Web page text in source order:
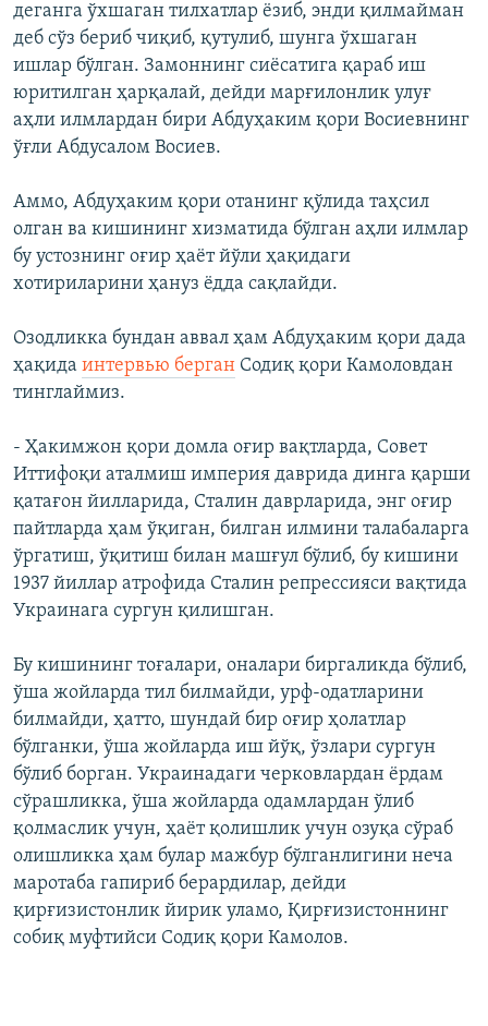
деганга ўхшаган тилхатлар ëзиб, энди қилмайман
деб сўз бериб чиқиб, қутулиб, шунга ўхшаган
ишлар бўлган. Замоннинг сиëсатига қараб иш
юритилган ҳарқалай, дейди марғилонлик улуғ
аҳли илмлардан бири Абдуҳаким қори Восиевнинг
ўғли Абдусалом Восиев.
Аммо, Абдуҳаким қори отанинг қўлида таҳсил
олган ва кишининг хизматида бўлган аҳли илмлар
бу устознинг оғир ҳаёт йўли ҳақидаги
хотириларини ҳануз ёдда сақлайди.
Озодликка бундан аввал ҳам Абдуҳаким қори дада
ҳақида интервью берган Содиқ қори Камоловдан
тинглаймиз.
- Ҳакимжон қори домла оғир вақтларда, Совет
Иттифоқи аталмиш империя даврида динга қарши
қатағон йилларида, Сталин даврларида, энг оғир
пайтларда ҳам ўқиган, билган илмини талабаларга
ўргатиш, ўқитиш билан машғул бўлиб, бу кишини
1937 йиллар атрофида Сталин репрессияси вақтида
Украинага сургун қилишган.
Бу кишининг тоғалари, оналари биргаликда бўлиб,
ўша жойларда тил билмайди, урф-одатларини
билмайди, ҳатто, шундай бир оғир ҳолатлар
бўлганки, ўша жойларда иш йўқ, ўзлари сургун
бўлиб борган. Украинадаги черковлардан ëрдам
сўрашликка, ўша жойларда одамлардан ўлиб
қолмаслик учун, ҳаëт қолишлик учун озуқа сўраб
олишликка ҳам булар мажбур бўлганлигини неча
маротаба гапириб берардилар, дейди
қирғизистонлик йирик уламо, Қирғизистоннинг
собиқ муфтийси Содиқ қори Камолов.